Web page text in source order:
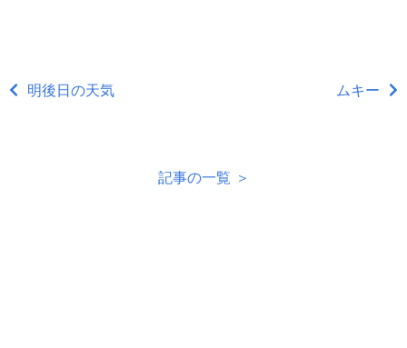
明後日の天気 ムキー
記事の一覧 ＞